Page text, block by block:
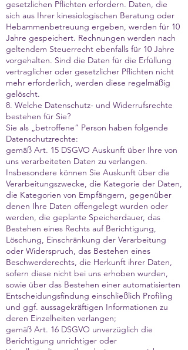
gesetzlichen Pflichten erfordern. Daten, die
sich aus Ihrer kinesiologischen Beratung oder
Hebammenbetreuung ergeben, werden für 10
Jahre gespeichert. Rechnungen werden nach
geltendem Steuerrecht ebenfalls für 10 Jahre
vorgehalten. Sind die Daten für die Erfüllung
vertraglicher oder gesetzlicher Pflichten nicht
mehr erforderlich, werden diese regelmäßig
gelöscht.
8. Welche Datenschutz- und Widerrufsrechte
bestehen für Sie?
Sie als „betroffene“ Person haben folgende
Datenschutzrechte:
gemäß Art. 15 DSGVO Auskunft über Ihre von
uns verarbeiteten Daten zu verlangen.
Insbesondere können Sie Auskunft über die
Verarbeitungszwecke, die Kategorie der Daten,
die Kategorien von Empfängern, gegenüber
denen Ihre Daten offengelegt wurden oder
werden, die geplante Speicherdauer, das
Bestehen eines Rechts auf Berichtigung,
Löschung, Einschränkung der Verarbeitung
oder Widerspruch, das Bestehen eines
Beschwerderechts, die Herkunft ihrer Daten,
sofern diese nicht bei uns erhoben wurden,
sowie über das Bestehen einer automatisierten
Entscheidungsfindung einschließlich Profiling
und ggf. aussagekräftigen Informationen zu
deren Einzelheiten verlangen;
gemäß Art. 16 DSGVO unverzüglich die
Berichtigung unrichtiger oder